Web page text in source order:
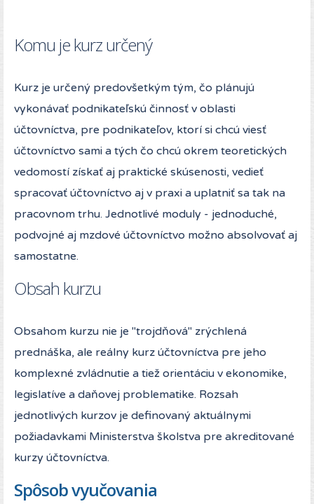
Komu je kurz určený
Kurz je určený predovšetkým tým, čo plánujú
vykonávať podnikateľskú činnosť v oblasti
účtovníctva, pre podnikateľov, ktorí si chcú viesť
účtovníctvo sami a tých čo chcú okrem teoretických
vedomostí získať aj praktické skúsenosti, vedieť
spracovať účtovníctvo aj v praxi a uplatniť sa tak na
pracovnom trhu. Jednotlivé moduly - jednoduché,
podvojné aj mzdové účtovníctvo možno absolvovať aj
samostatne.
Obsah kurzu
Obsahom kurzu nie je "trojdňová" zrýchlená
prednáška, ale reálny kurz účtovníctva pre jeho
komplexné zvládnutie a tiež orientáciu v ekonomike,
legislatíve a daňovej problematike. Rozsah
jednotlivých kurzov je definovaný aktuálnymi
požiadavkami Ministerstva školstva pre akreditované
kurzy účtovníctva.
Spôsob vyučovania